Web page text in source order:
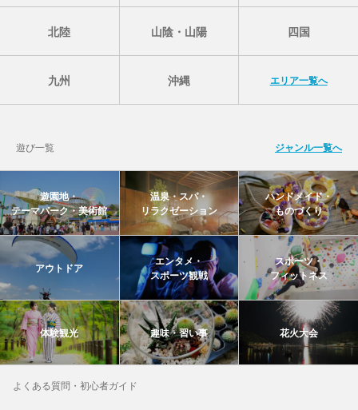
北陸 山陰・山陽 四国
九州 沖縄 エリア一覧へ
遊び一覧 ジャンル一覧へ
遊園地・
テーマパーク・美術館
温泉・スパ・
リラクゼーション
ハンドメイド・
ものづくり
アウトドア
エンタメ・
スポーツ観戦
スポーツ・
フィットネス
体験観光 趣味・習い事 花火大会
よくある質問・初心者ガイド